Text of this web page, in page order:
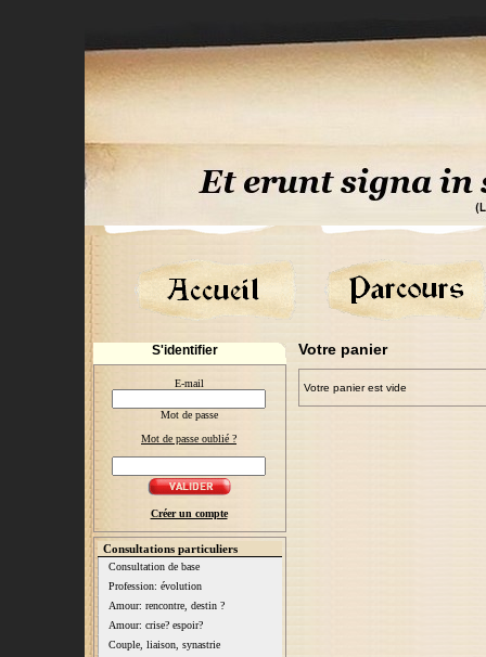
S'identifier
E-mail
Mot de passe
Mot de passe oublié ?
Créer un compte
Consultations particuliers
Consultation de base
Profession: évolution
Amour: rencontre, destin ?
Amour: crise? espoir?
Couple, liaison, synastrie
Votre panier
Votre panier est vide